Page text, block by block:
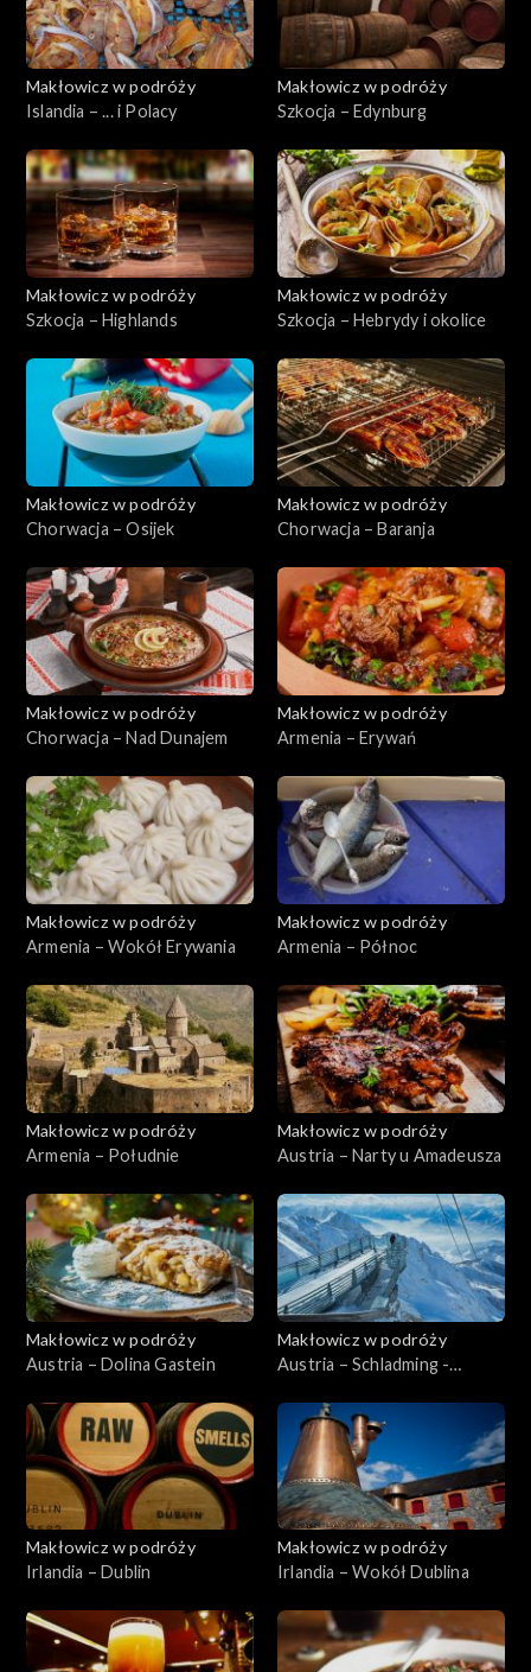
Makłowicz w podróży
Islandia – ... i Polacy
Makłowicz w podróży
Szkocja – Edynburg
Makłowicz w podróży
Szkocja – Highlands
Makłowicz w podróży
Szkocja – Hebrydy i okolice
Makłowicz w podróży
Chorwacja – Osijek
Makłowicz w podróży
Chorwacja – Baranja
Makłowicz w podróży
Chorwacja – Nad Dunajem
Makłowicz w podróży
Armenia – Erywań
Makłowicz w podróży
Armenia – Wokół Erywania
Makłowicz w podróży
Armenia – Północ
Makłowicz w podróży
Armenia – Południe
Makłowicz w podróży
Austria – Narty u Amadeusza
Makłowicz w podróży
Austria – Dolina Gastein
Makłowicz w podróży
Austria – Schladming -
Makłowicz w podróży
Irlandia – Dublin
Makłowicz w podróży
Irlandia – Wokół Dublina